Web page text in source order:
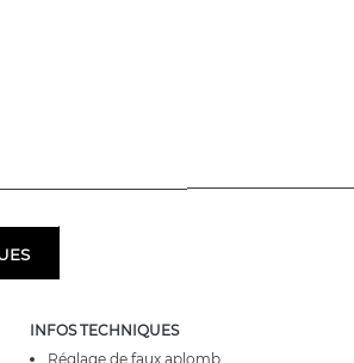
INFOS TECHNIQUES
Réglage de faux aplomb